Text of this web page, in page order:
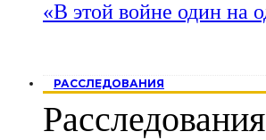
«В этой войне один на
РАССЛЕДОВАНИЯ
Расследования